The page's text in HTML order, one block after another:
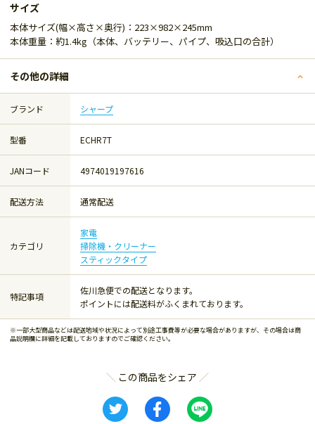
サイズ
本体サイズ(幅×高さ×奥行)：223×982×245mm
本体重量：約1.4kg（本体、バッテリー、パイプ、吸込口の合計）
その他の詳細
ブランド シャープ
型番 ECHR7T
JANコード 4974019197616
配送方法 通常配送
カテゴリ
家電
掃除機・クリーナー
スティックタイプ
特記事項
佐川急便での配送となります。
ポイントには配送料がふくまれております。
※一部大型商品などは配送地域や状況によって別途工事費等が必要な場合がありますが、その場合は商
品説明欄に詳細を記載しておりますのでご確認ください。
この商品をシェア